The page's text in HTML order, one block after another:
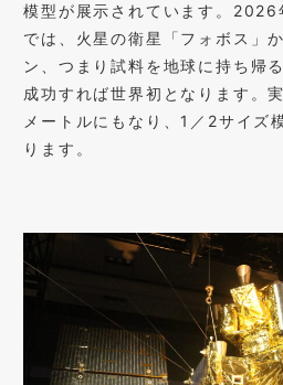
模型が展示されています。2026
では、火星の衛星「フォボス」
ン、つまり試料を地球に持ち帰
成功すれば世界初となります。
メートルにもなり、1／2サイズ
ります。